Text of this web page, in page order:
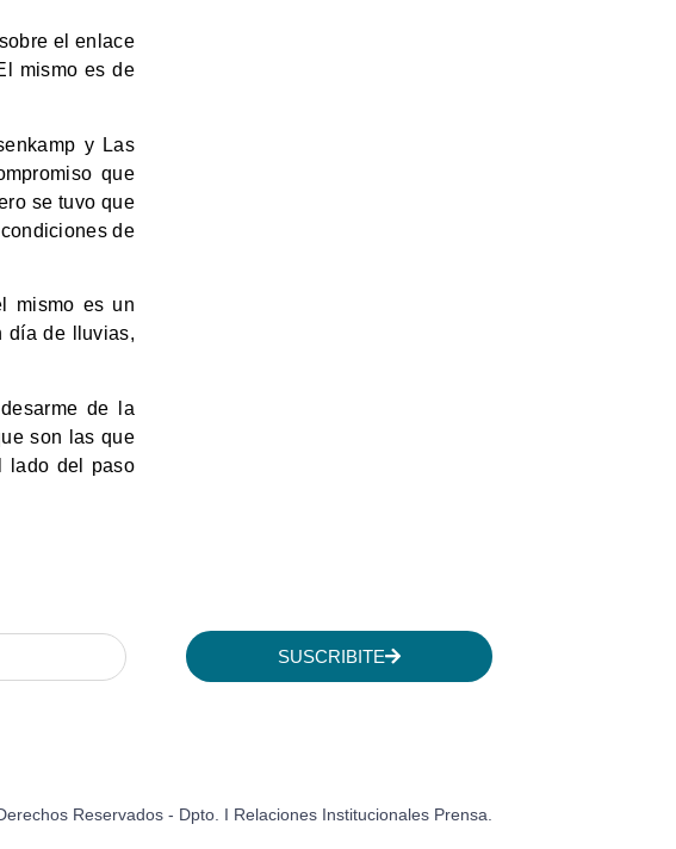
el enlace
mismo es de
y Las
que
se tuvo que
de
mismo es un
día de lluvias,
de la
son las que
lado del paso
SUSCRIBITE
Reservados - Dpto. I Relaciones Institucionales Prensa.